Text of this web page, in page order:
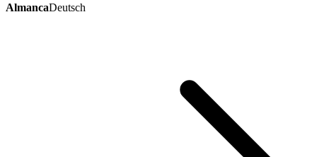
AlmancaDeutsch